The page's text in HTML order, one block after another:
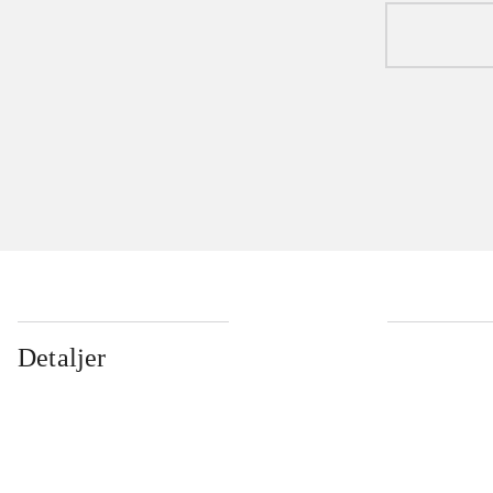
Detaljer